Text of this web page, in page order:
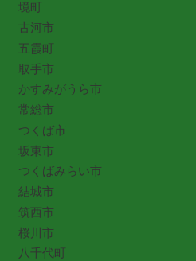
境町
古河市
五霞町
取手市
かすみがうら市
常総市
つくば市
坂東市
つくばみらい市
結城市
筑西市
桜川市
八千代町